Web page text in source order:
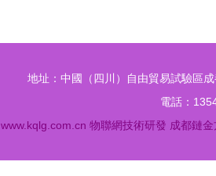
地址：中國（四川）自由貿易試驗區
電話：
www.kqlg.com.cn 物聯網技術研發 成都鏈